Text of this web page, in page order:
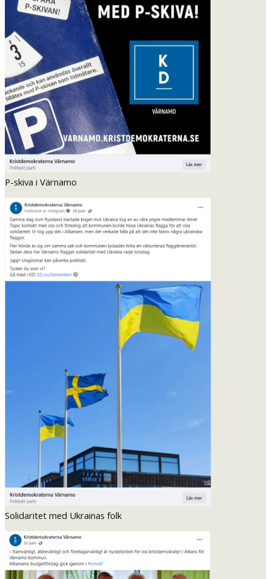
P-skiva i Värnamo
Solidaritet med Ukrainas folk